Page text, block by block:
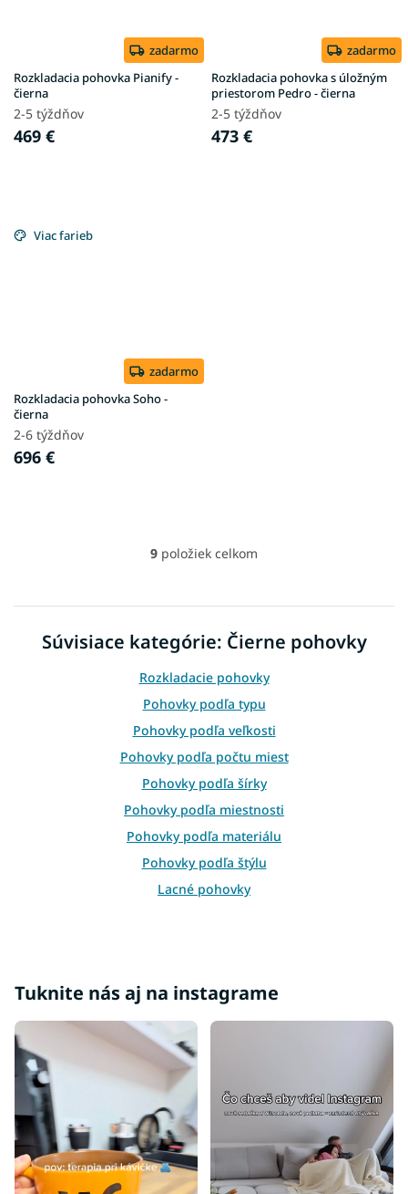
zadarmo
Rozkladacia pohovka Pianify -
čierna
2-5 týždňov
469 €
zadarmo
Rozkladacia pohovka s úložným
priestorom Pedro - čierna
2-5 týždňov
473 €
Viac farieb
zadarmo
Rozkladacia pohovka Soho -
čierna
2-6 týždňov
696 €
O
á
d
a
i
e
p
r
v
k
y
v
ý
p
i
s
u
9 položiek celkom
Súvisiace kategórie: Čierne pohovky
Rozkladacie pohovky
Pohovky podľa typu
Pohovky podľa veľkosti
Pohovky podľa počtu miest
Pohovky podľa šírky
Pohovky podľa miestnosti
Pohovky podľa materiálu
Pohovky podľa štýlu
Lacné pohovky
Rohové pohovky
Tuknite nás aj na instagrame